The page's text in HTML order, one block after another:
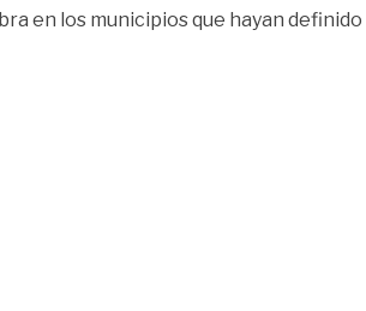
en los municipios que hayan